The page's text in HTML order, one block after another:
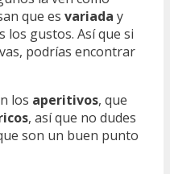
que es variada y
los gustos. Así que si
podrías encontrar
los aperitivos, que
, así que no dudes
son un buen punto